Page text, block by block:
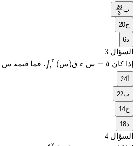
3
ب26
3 ج20
6
السؤال 3
إذا كان
٣
س ق ء س ٥ ∫ ١ ٣ (س)ق ء س = ٥ ، فما قيمة س١٣
24
ب22
ج14
18
السؤال 4
٢